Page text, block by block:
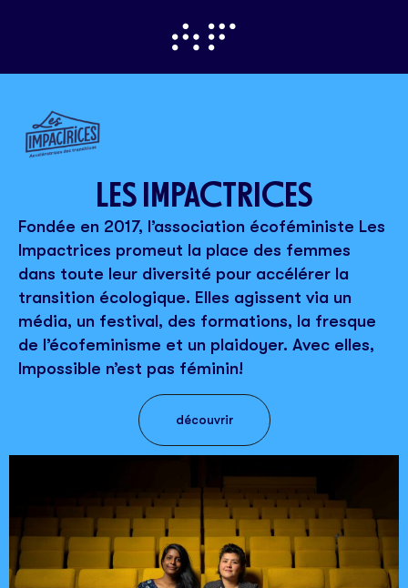
LES IMPACTRICES
Fondée en 2017, l’association écoféministe Les
Impactrices promeut la place des femmes
dans toute leur diversité pour accélérer la
transition écologique. Elles agissent via un
média, un festival, des formations, la fresque
de l’écofeminisme et un plaidoyer. Avec elles,
Impossible n’est pas féminin!
découvrir